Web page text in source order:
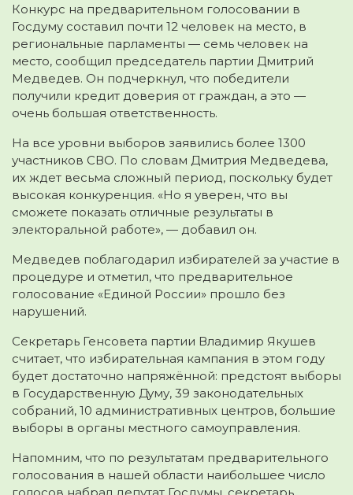
Конкурс на предварительном голосовании в
Госдуму составил почти 12 человек на место, в
региональные парламенты — семь человек на
место, сообщил председатель партии Дмитрий
Медведев. Он подчеркнул, что победители
получили кредит доверия от граждан, а это —
очень большая ответственность.
На все уровни выборов заявились более 1300
участников СВО. По словам Дмитрия Медведева,
их ждет весьма сложный период, поскольку будет
высокая конкуренция. «Но я уверен, что вы
сможете показать отличные результаты в
электоральной работе», — добавил он.
Медведев поблагодарил избирателей за участие в
процедуре и отметил, что предварительное
голосование «Единой России» прошло без
нарушений.
Секретарь Генсовета партии Владимир Якушев
считает, что избирательная кампания в этом году
будет достаточно напряжённой: предстоят выборы
в Государственную Думу, 39 законодательных
собраний, 10 административных центров, большие
выборы в органы местного самоуправления.
Напомним, что по результатам предварительного
голосования в нашей области наибольшее число
голосов набрал депутат Госдумы, секретарь